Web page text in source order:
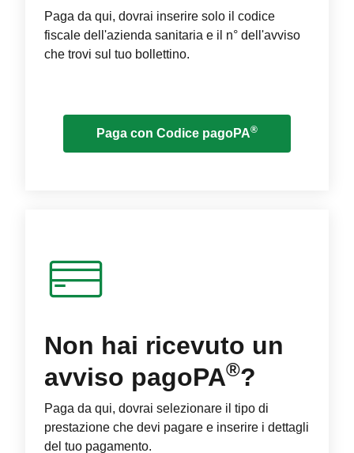
Paga da qui, dovrai inserire solo il codice
fiscale dell'azienda sanitaria e il n° dell'avviso
che trovi sul tuo bollettino.
Paga con Codice pagoPA®
Non hai ricevuto un
avviso pagoPA®?
Paga da qui, dovrai selezionare il tipo di
prestazione che devi pagare e inserire i dettagli
del tuo pagamento.